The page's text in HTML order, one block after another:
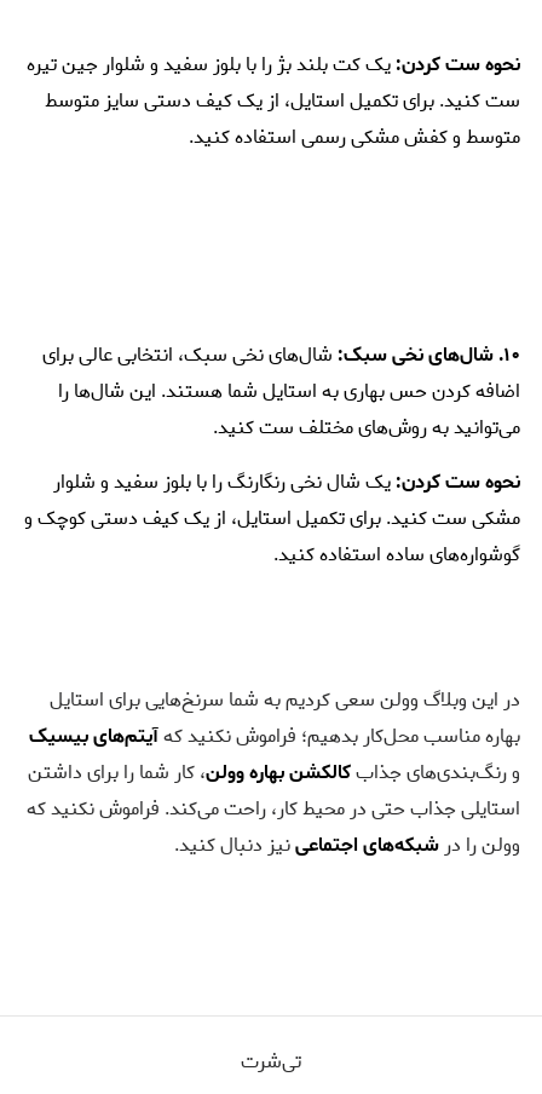
نحوه ست کردن:یک کت بلند بژ را با بلوز سفید و شلوار جین تیره
ست کنید. برای تکمیل استایل، از یک کیف دستی سایز متوسط
متوسط و کفش مشکی رسمی استفاده کنید.
۱۰. شال‌های نخی سبک:
شال‌های نخی سبک، انتخابی عالی برای
اضافه کردن حس بهاری به استایل شما هستند. این شال‌ها را
می‌توانید به روش‌های مختلف ست کنید.
نحوه ست کردن:یک شال نخی رنگارنگ را با بلوز سفید و شلوار
مشکی ست کنید. برای تکمیل استایل، از یک کیف دستی کوچک و
گوشواره‌های ساده استفاده کنید.
در این وبلاگ وولن سعی کردیم به شما سرنخ‌هایی برای استایل
بهاره مناسب محل‌کار بدهیم؛ فراموش نکنید کهآیتم‌های بیسیک
و رنگ‌بندی‌های جذابکالکشن بهاره وولن، کار شما را برای داشتن
استایلی جذاب حتی در محیط کار، راحت می‌کند. فراموش نکنید که
وولن را در شبکه‌های اجتماعینیز دنبال کنید.
تی‌شرت